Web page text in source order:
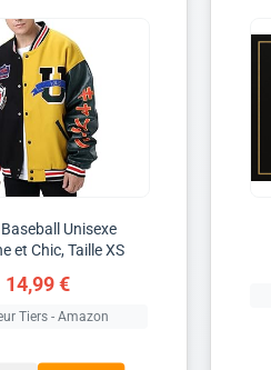
Unisexe
et Chic, Taille XS
14,99 €
Tiers - Amazon